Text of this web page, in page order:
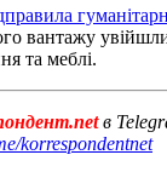
вантажу
та меблі.
в
korrespondentnet